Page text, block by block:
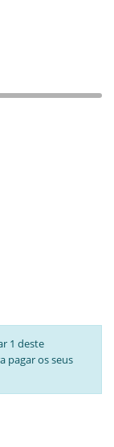
1 deste
pagar os seus